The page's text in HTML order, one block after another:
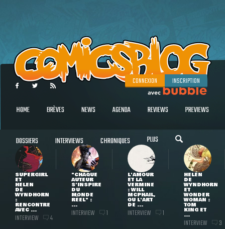
CONNEXION INSCRIPTION
HOME BRÈVES NEWS AGENDA REVIEWS PREVIEWS
DOSSIERS INTERVIEWS CHRONIQUES PLUS
SUPERGIRL
ET
HELEN
DE
WYNDHORN
:
RENCONTRE
AVEC ...
INTERVIEW 4
"CHAQUE
AUTEUR
S'INSPIRE
DU
MONDE
RÉEL" :
...
INTERVIEW 1
L'AMOUR
ET LA
VERMINE
: WILL
MCPHAIL,
OU L'ART
DE ...
INTERVIEW 1
HELEN
DE
WYNDHORN
ET
WONDER
WOMAN :
TOM
KING ET
...
INTERVIEW 3